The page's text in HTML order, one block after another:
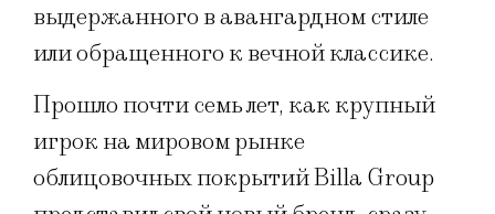
выдержанного в авангардном стиле
или обращенного к вечной классике.
Прошло почти семь лет, как крупный
игрок на мировом рынке
облицовочных покрытий Billa Group